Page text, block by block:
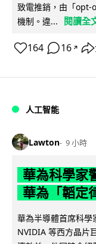
致電推銷，由「opt-
機制。違...
閱讀全
164 16 ↗
人工智能
Lawton 9 小時
華為科學家
華為「韜定
華為半導體首席科
NVIDIA 等西方晶片